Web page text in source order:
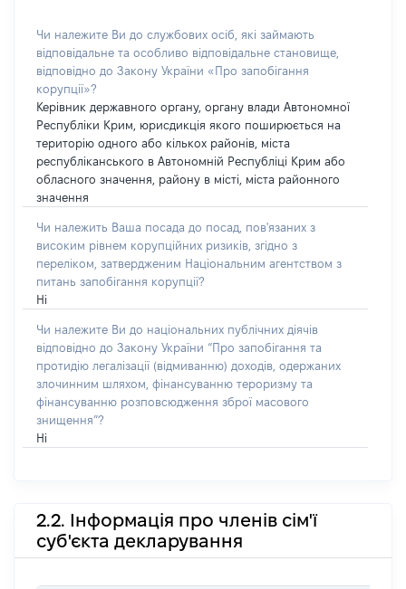
Чи належите Ви до службових осіб, які займають
відповідальне та особливо відповідальне становище,
відповідно до Закону України «Про запобігання
корупції»?
Керівник державного органу, органу влади Автономної
Республіки Крим, юрисдикція якого поширюється на
територію одного або кількох районів, міста
республіканського в Автономній Республіці Крим або
обласного значення, району в місті, міста районного
значення
Чи належить Ваша посада до посад, пов'язаних з
високим рівнем корупційних ризиків, згідно з
переліком, затвердженим Національним агентством з
питань запобігання корупції?
Ні
Чи належите Ви до національних публічних діячів
відповідно до Закону України “Про запобігання та
протидію легалізації (відмиванню) доходів, одержаних
злочинним шляхом, фінансуванню тероризму та
фінансуванню розповсюдження зброї масового
знищення”?
Ні
2.2. Інформація про членів сім'ї
суб'єкта декларування